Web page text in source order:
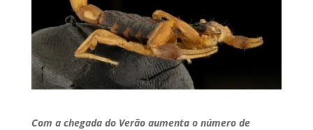
Com a chegada do Verão aumenta o número de